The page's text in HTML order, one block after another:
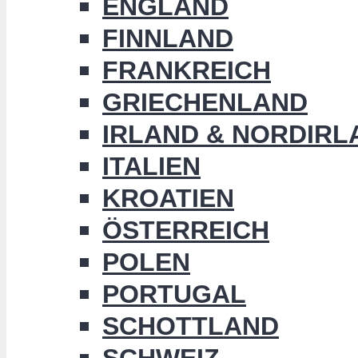
ENGLAND
FINNLAND
FRANKREICH
GRIECHENLAND
IRLAND &
ITALIEN
KROATIEN
ÖSTERREICH
POLEN
PORTUGAL
SCHOTTLAND